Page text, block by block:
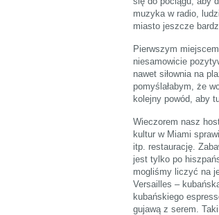
muzyka w radio,
miasto jeszcze
Pierwszym
niesamowicie
nawet siłownia na
pomyślałabym, że
kolejny powód, aby
Wieczorem nasz
kultur w Miami
itp. restaurację.
jest tylko po
mogliśmy liczyć na
Versailles –
kubańskiego
gujawą z serem.